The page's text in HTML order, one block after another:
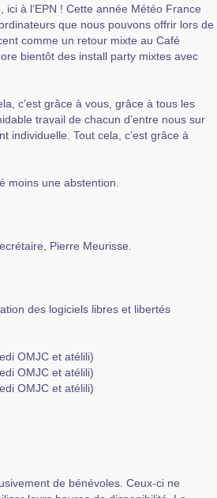
à l’EPN ! Cette année Météo France
que nous pouvons offrir lors de
comme un retour mixte au Café
bientôt des install party mixtes avec
c’est grâce à vous, grâce à tous les
travail de chacun d’entre nous sur
individuelle. Tout cela, c’est grâce à
moins une abstention.
Pierre Meurisse.
des logiciels libres et libertés
OMJC et atélili)
OMJC et atélili)
OMJC et atélili)
de bénévoles. Ceux-ci ne